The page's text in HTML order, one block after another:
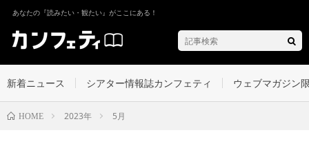
あなたの『読みたい・観たい』がここにある！
新着ニュース シアター情報誌カンフェティ ウェブマガジン
HOME 2023年 5月